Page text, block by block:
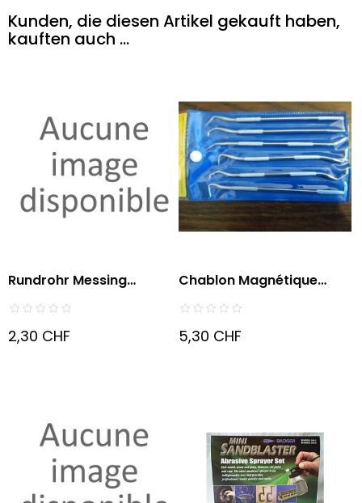
Kunden, die diesen Artikel gekauft haben,
kauften auch ...
Rundrohr Messing
Format...
2,30 CHF
Chablon Magnétique
Pour...
5,30 CHF